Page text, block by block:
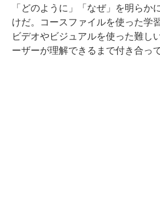
「どのように」「なぜ」を明らか
けだ。コースファイルを使った学
ビデオやビジュアルを使った難し
ーザーが理解できるまで付き合っ